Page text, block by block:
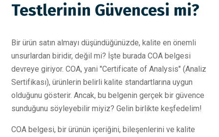
Testlerinin Güvencesi mi?
Bir ürün satın almayı düşündüğünüzde, kalite en önemli
unsurlardan biridir, değil mi? İşte burada COA belgesi
devreye giriyor. COA, yani "Certificate of Analysis" (Analiz
Sertifikası), ürünlerin belirli kalite standartlarına uygun
olduğunu gösterir. Ancak, bu belgenin gerçek bir güvence
sunduğunu söyleyebilir miyiz? Gelin birlikte keşfedelim!
COA belgesi, bir ürünün içeriğini, bileşenlerini ve kalite